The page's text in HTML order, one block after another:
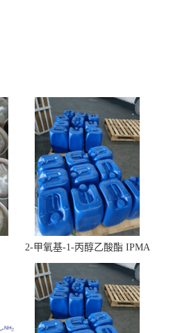
2-甲氧基-1-丙醇乙酸酯 IPMA